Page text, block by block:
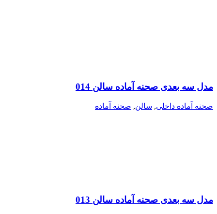
مدل سه بعدی صحنه آماده سالن 014
صحنه آماده داخلی, سالن, صحنه آماده
مدل سه بعدی صحنه آماده سالن 013